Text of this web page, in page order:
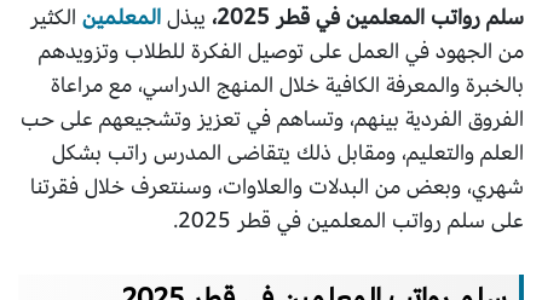
سلم رواتب المعلمين في قطر 2025، يبذلالمعلمين الكثير
من الجهود في العمل على توصيل الفكرة للطلاب وتزويدهم
بالخبرة والمعرفة الكافية خلال المنهج الدراسي، مع مراعاة
الفروق الفردية بينهم، وتساهم في تعزيز وتشجيعهم على حب
العلم والتعليم، ومقابل ذلك يتقاضى المدرس راتب بشكل
شهري، وبعض من البدلات والعلاوات، وسنتعرف خلال فقرتنا
على سلم رواتب المعلمين في قطر 2025.